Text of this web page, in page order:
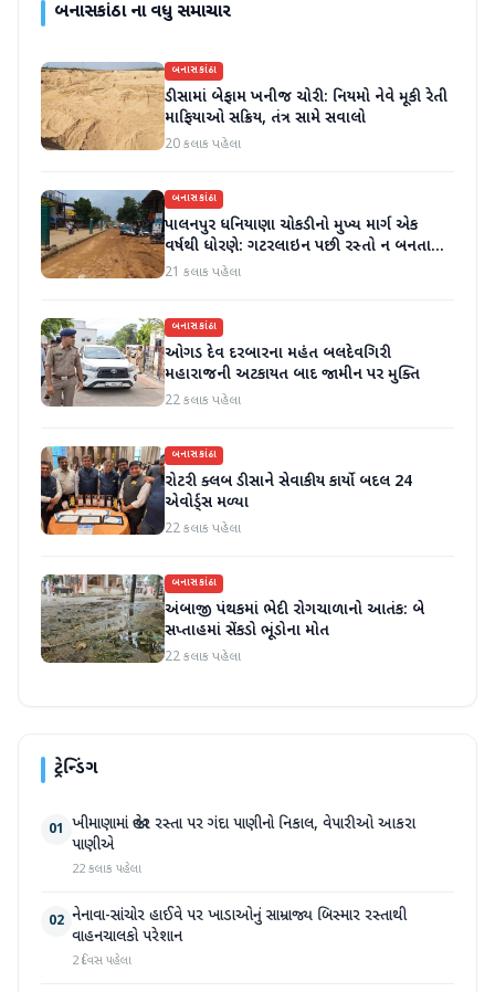
બનાસકાંઠાના વધુ સમાચાર
બનાસકાંઠા
ડીસામાં બેફામ ખનીજ ચોરી: નિયમો નેવે મૂકી રેતી
માફિયાઓ સક્રિય, તંત્ર સામે સવાલો
20 કલાક પહેલા
બનાસકાંઠા
પાલનપુર ધનિયાણા ચોકડીનો મુખ્ય માર્ગ એક
વર્ષથી ધોરણે: ગટરલાઇન પછી રસ્તો ન બનતા
હાલાકી
21 કલાક પહેલા
બનાસકાંઠા
ઓગડ દેવ દરબારના મહંત બલદેવગિરી
મહારાજની અટકાયત બાદ જામીન પર મુક્તિ
22 કલાક પહેલા
બનાસકાંઠા
રોટરી ક્લબ ડીસાને સેવાકીય કાર્યો બદલ 24
એવોર્ડ્સ મળ્યા
22 કલાક પહેલા
બનાસકાંઠા
અંબાજી પંથકમાં ભેદી રોગચાળાનો આતંક: બે
સપ્તાહમાં સેંકડો ભૂંડોના મોત
22 કલાક પહેલા
ટ્રેન્ડિંગ
01 ખીમાણામાં જાહેર રસ્તા પર ગંદા પાણીનો નિકાલ, વેપારીઓ આકરા
પાણીએ
22 કલાક પહેલા
02 નેનાવા-સાંચોર હાઈવે પર ખાડાઓનું સામ્રાજ્ય બિસ્માર રસ્તાથી
વાહનચાલકો પરેશાન
2 દિવસ પહેલા